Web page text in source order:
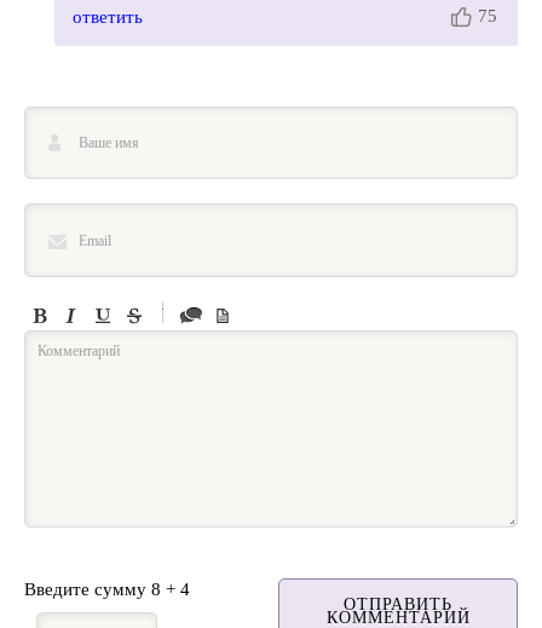
75
ответить
-
-
Введите сумму 8 + 4
ОТПРАВИТЬ
КОММЕНТАРИЙ